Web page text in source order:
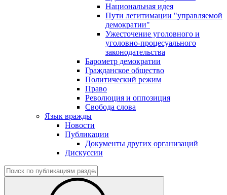
Национальная идея
Пути легитимации "управляемой
демократии"
Ужесточение уголовного и
уголовно-процесуального
законодательства
Барометр демократии
Гражданское общество
Политический режим
Право
Революция и оппозиция
Свобода слова
Язык вражды
Новости
Публикации
Документы других организаций
Дискуссии